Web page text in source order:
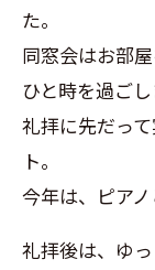
た。
同窓会はお部
ひと時を過ごし
礼拝に先だっ
ト。
今年は、ピア
礼拝後は、ゆ